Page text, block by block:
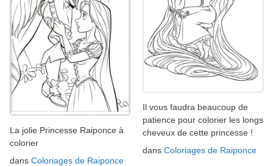
La jolie Princesse Raiponce à
colorier
dans Coloriages de Raiponce
Il vous faudra beaucoup de
patience pour colorier les longs
cheveux de cette princesse !
dans Coloriages de Raiponce